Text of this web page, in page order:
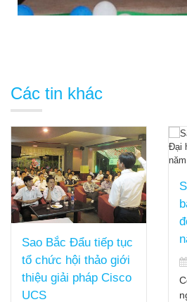
Các tin khác
Sao Bắc Đẩu thông
báo mời Đại hội Cổ
đông thường niên
năm 2011
22/09/2011
Công ty cổ phần Công
nghệ Sao Bắc Đẩu thông